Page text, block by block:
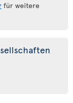
für weitere